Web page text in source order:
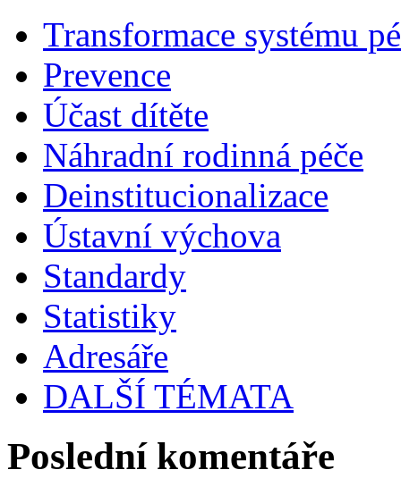
Transformace systému
Prevence
Účast dítěte
Náhradní rodinná péče
Deinstitucionalizace
Ústavní výchova
Standardy
Statistiky
Adresáře
DALŠÍ TÉMATA
Poslední komentáře